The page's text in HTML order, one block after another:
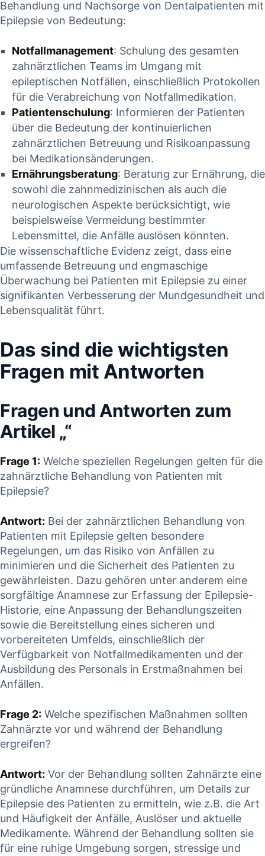
Behandlung und ‍Nachsorge von Dentalpatienten mit
Epilepsie ‍von⁢ Bedeutung:
Notfallmanagement: ‌Schulung ⁤des gesamten
zahnärztlichen Teams im Umgang mit
epileptischen Notfällen,⁤ einschließlich Protokollen
für⁢ die Verabreichung‌ von‍ Notfallmedikation.
Patientenschulung: ⁢Informieren‍ der Patienten
‌über die Bedeutung‍ der kontinuierlichen
zahnärztlichen Betreuung und Risikoanpassung⁤
bei Medikationsänderungen.
Ernährungsberatung: Beratung zur Ernährung, die
sowohl die zahnmedizinischen⁢ als ​auch die
neurologischen Aspekte⁤ berücksichtigt, wie
⁢beispielsweise Vermeidung bestimmter ​
Lebensmittel, die Anfälle ‍auslösen könnten.
Die wissenschaftliche Evidenz zeigt, dass eine‍
umfassende Betreuung⁢ und engmaschige
Überwachung bei Patienten mit Epilepsie zu einer
signifikanten Verbesserung⁤ der Mundgesundheit und
Lebensqualität führt.
Das⁢ sind die‍ wichtigsten
Fragen mit Antworten
Fragen⁢ und Antworten ⁤zum
Artikel „“
Frage 1: Welche speziellen Regelungen gelten für⁢ die
zahnärztliche Behandlung‍ von Patienten mit
Epilepsie?
Antwort: Bei der⁣ zahnärztlichen Behandlung von
Patienten mit Epilepsie gelten besondere
Regelungen, um das Risiko⁢ von Anfällen zu
minimieren und die Sicherheit des​ Patienten zu
gewährleisten. Dazu gehören unter anderem ⁢eine‍
sorgfältige Anamnese zur Erfassung der Epilepsie-
Historie, eine Anpassung der Behandlungszeiten
⁤sowie die Bereitstellung eines sicheren und
vorbereiteten ‌Umfelds, einschließlich der⁤
Verfügbarkeit ⁣von Notfallmedikamenten und der
Ausbildung ‍des⁤ Personals in​ Erstmaßnahmen bei
Anfällen.
Frage 2: ⁤Welche spezifischen Maßnahmen sollten
Zahnärzte vor und während der Behandlung
ergreifen?
Antwort: Vor‌ der Behandlung ⁤sollten Zahnärzte eine
gründliche Anamnese durchführen, um Details ⁤zur⁤
Epilepsie ⁢des Patienten ⁤zu ermitteln,​ wie z.B. die Art
und Häufigkeit der⁢ Anfälle, Auslöser‌ und⁢ aktuelle‌
Medikamente. Während​ der ‍Behandlung sollten sie ​
für eine ⁤ruhige⁣ Umgebung sorgen, stressige und